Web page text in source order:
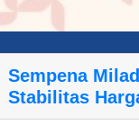
Sempena
Stabilitas